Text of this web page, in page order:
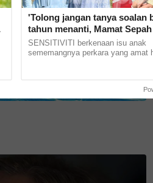
yang ketika itu
'Tolong jangan tanya soalan
tahun menanti, Mamat
lihat isteri ditanya tentang
mohon doa dikurniakan anak
SENSITIVITI berkenaan isu anak
sememangnya perkara yang amat